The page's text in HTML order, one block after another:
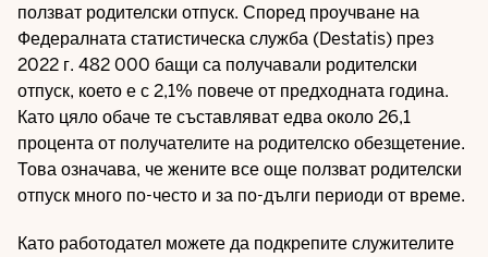
ползват родителски отпуск. Според проучване на
Федералната статистическа служба (Destatis) през
2022 г. 482 000 бащи са получавали родителски
отпуск, което е с 2,1% повече от предходната година.
Като цяло обаче те съставляват едва около 26,1
процента от получателите на родителско обезщетение.
Това означава, че жените все още ползват родителски
отпуск много по-често и за по-дълги периоди от време.
Като работодател можете да подкрепите служителите